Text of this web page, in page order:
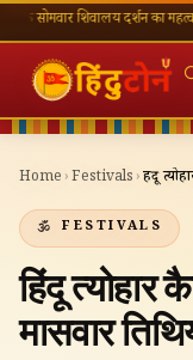
शिवालय दर्शन का महत्व🌸 गणेश
Home ›Festivals ›हिंदू
FESTIVALS
हिंदू
मासवार